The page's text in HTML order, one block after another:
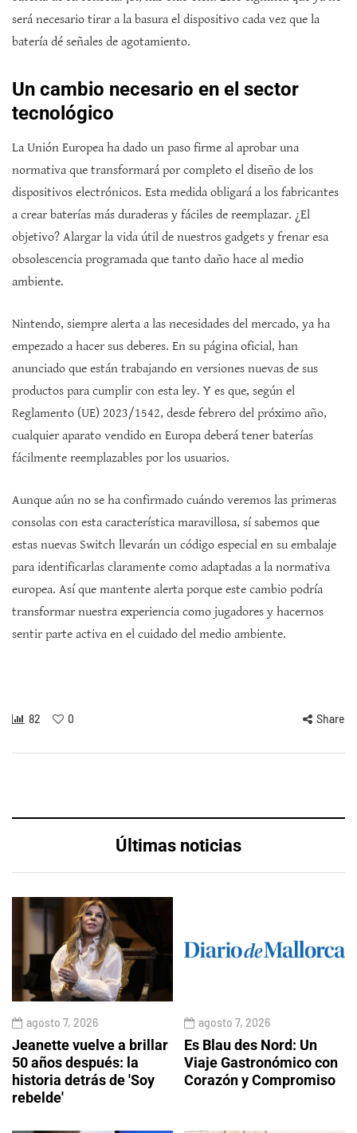
será necesario tirar a la basura el dispositivo cada vez que la
batería dé señales de agotamiento.
Un cambio necesario en el sector
tecnológico
La Unión Europea ha dado un paso firme al aprobar una
normativa que transformará por completo el diseño de los
dispositivos electrónicos. Esta medida obligará a los fabricantes
a crear baterías más duraderas y fáciles de reemplazar. ¿El
objetivo? Alargar la vida útil de nuestros gadgets y frenar esa
obsolescencia programada que tanto daño hace al medio
ambiente.
Nintendo, siempre alerta a las necesidades del mercado, ya ha
empezado a hacer sus deberes. En su página oficial, han
anunciado que están trabajando en versiones nuevas de sus
productos para cumplir con esta ley. Y es que, según el
Reglamento (UE) 2023/1542, desde febrero del próximo año,
cualquier aparato vendido en Europa deberá tener baterías
fácilmente reemplazables por los usuarios.
Aunque aún no se ha confirmado cuándo veremos las primeras
consolas con esta característica maravillosa, sí sabemos que
estas nuevas Switch llevarán un código especial en su embalaje
para identificarlas claramente como adaptadas a la normativa
europea. Así que mantente alerta porque este cambio podría
transformar nuestra experiencia como jugadores y hacernos
sentir parte activa en el cuidado del medio ambiente.
82 0 Share
Últimas noticias
agosto 7, 2026
Jeanette vuelve a brillar
50 años después: la
historia detrás de 'Soy
rebelde'
agosto 7, 2026
Es Blau des Nord: Un
Viaje Gastronómico con
Corazón y Compromiso